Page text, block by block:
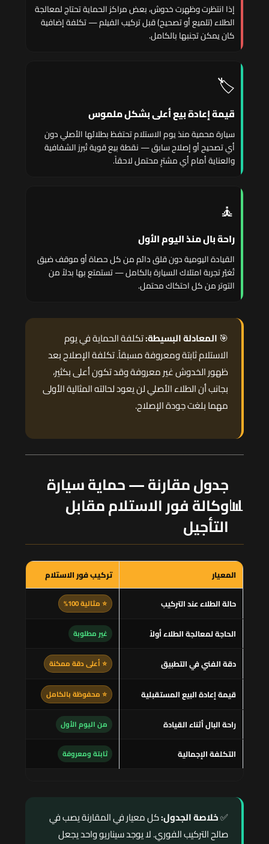
إذا انتظرت وظهرت خدوش، بعض مراكز الحماية تحتاج لمعالجة
الطلاء (تلميع أو تصحيح) قبل تركيب الفيلم — تكلفة إضافية
كان يمكن تجنبها بالكامل.
🏷️
قيمة إعادة بيع أعلى بشكل ملموس
سيارة محمية منذ يوم الاستلام تحتفظ بطلائها الأصلي دون
أي تصحيح أو إصلاح سابق — نقطة بيع قوية تُبرز الشفافية
والعناية أمام أي مشترٍ محتمل لاحقاً.
🧘
راحة بال منذ اليوم الأول
القيادة اليومية دون قلق دائم من كل حصاة أو موقف ضيق
تُغيّر تجربة امتلاك السيارة بالكامل — تستمتع بها بدلاً من
التوتر من كل احتكاك محتمل.
🎯المعادلة البسيطة:تكلفة الحماية في يوم
الاستلام ثابتة ومعروفة مسبقاً. تكلفة الإصلاح بعد
ظهور الخدوش غير معروفة وقد تكون أعلى بكثير،
بجانب أن الطلاء الأصلي لن يعود لحالته المثالية الأولى
مهما بلغت جودة الإصلاح.
📊
جدول مقارنة — حماية سيارة
وكالة فور الاستلام مقابل
التأجيل
المعيار تركيب فور الاستلام
حالة الطلاء عند التركيب
⭐ مثالية 100%
الحاجة لمعالجة الطلاء أولاً غير مطلوبة
دقة الفني في التطبيق ⭐ أعلى دقة ممكنة
قيمة إعادة البيع المستقبلية ⭐ محفوظة بالكامل
راحة البال أثناء القيادة من اليوم الأول
التكلفة الإجمالية ثابتة ومعروفة
✅خلاصة الجدول:كل معيار في المقارنة يصب في
صالح التركيب الفوري. لا يوجد سيناريو واحد يجعل